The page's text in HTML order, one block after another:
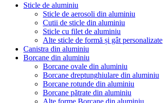
Sticle de aluminiu
Sticle de aerosoli din aluminiu
Cutii de sticle din aluminiu
Sticle cu filet de aluminiu
Alte sticle de formă și gât personalizate
Canistra din aluminiu
Borcane din aluminiu
Borcane ovale din aluminiu
Borcane dreptunghiulare din aluminiu
Borcane rotunde din aluminiu
Borcane pătrate din aluminiu
Alte forme Borcane din aluminiu